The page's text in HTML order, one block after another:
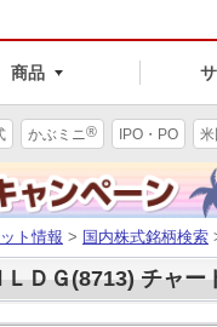
商品
かぶミニ® IPO・PO
ト情報 > 国内株式銘柄検索
ＤＧ(8713) チャー